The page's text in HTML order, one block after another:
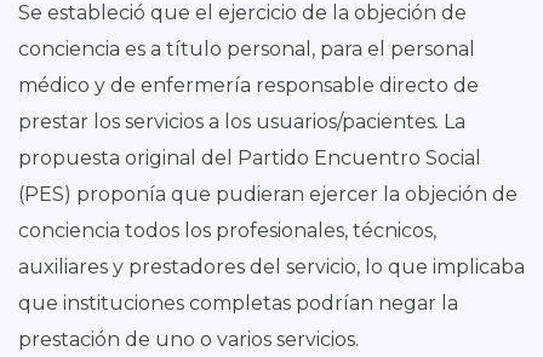
Se estableció que el ejercicio de la objeción de
conciencia es a título personal, para el personal
médico y de enfermería responsable directo de
prestar los servicios a los usuarios/pacientes. La
propuesta original del Partido Encuentro Social
(PES) proponía que pudieran ejercer la objeción de
conciencia todos los profesionales, técnicos,
auxiliares y prestadores del servicio, lo que implicaba
que instituciones completas podrían negar la
prestación de uno o varios servicios.